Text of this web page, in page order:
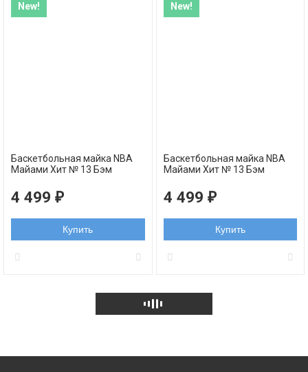
New!
Баскетбольная майка NBA
Майами Xит № 13 Бэм
4 499 ₽
Купить
New!
Баскетбольная майка NBA
Майами Xит № 13 Бэм
4 499 ₽
Купить